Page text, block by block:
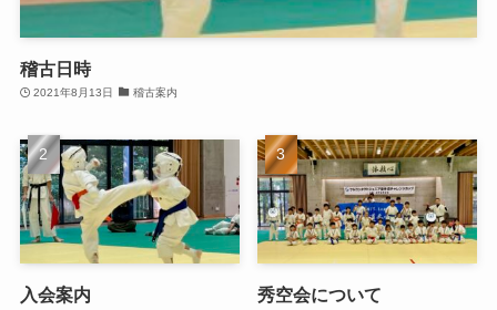
稽古日時
2021年8月13日 稽古案内
入会案内 秀空会について